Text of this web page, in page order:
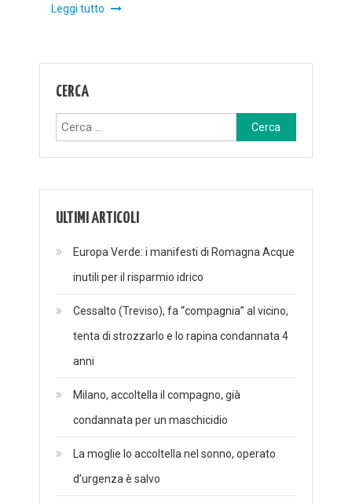
Leggi tutto
CERCA
Ricerca
per:
ULTIMI ARTICOLI
Europa Verde: i manifesti di Romagna Acque
inutili per il risparmio idrico
Cessalto (Treviso), fa “compagnia” al vicino,
tenta di strozzarlo e lo rapina condannata 4
anni
Milano, accoltella il compagno, già
condannata per un maschicidio
La moglie lo accoltella nel sonno, operato
d’urgenza è salvo